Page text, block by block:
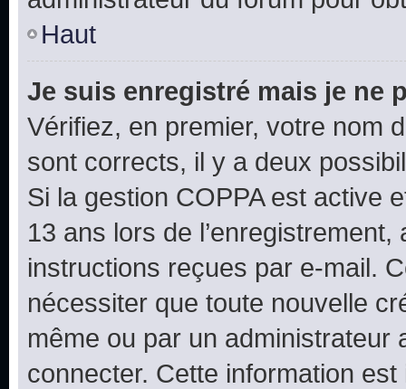
Haut
Je suis enregistré mais je ne
Vérifiez, en premier, votre nom
sont corrects, il y a deux
Si la gestion COPPA est active
13 ans lors de
instructions reçues par e-mail.
nécessiter que toute nouvelle
même ou par un
connecter. Cette information